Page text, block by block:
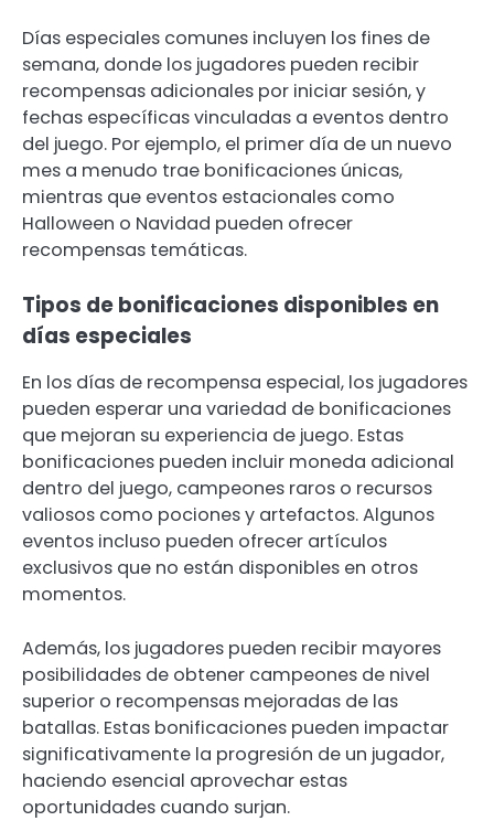
Días especiales comunes incluyen los fines de
semana, donde los jugadores pueden recibir
recompensas adicionales por iniciar sesión, y
fechas específicas vinculadas a eventos dentro
del juego. Por ejemplo, el primer día de un nuevo
mes a menudo trae bonificaciones únicas,
mientras que eventos estacionales como
Halloween o Navidad pueden ofrecer
recompensas temáticas.
Tipos de bonificaciones disponibles en
días especiales
En los días de recompensa especial, los jugadores
pueden esperar una variedad de bonificaciones
que mejoran su experiencia de juego. Estas
bonificaciones pueden incluir moneda adicional
dentro del juego, campeones raros o recursos
valiosos como pociones y artefactos. Algunos
eventos incluso pueden ofrecer artículos
exclusivos que no están disponibles en otros
momentos.
Además, los jugadores pueden recibir mayores
posibilidades de obtener campeones de nivel
superior o recompensas mejoradas de las
batallas. Estas bonificaciones pueden impactar
significativamente la progresión de un jugador,
haciendo esencial aprovechar estas
oportunidades cuando surjan.